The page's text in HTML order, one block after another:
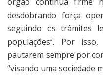
desdobrando força
seguindo os trâmites
populações“. Por
pautarem sempre por
“visando uma sociedade